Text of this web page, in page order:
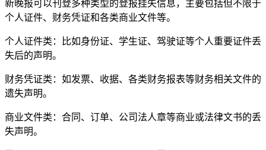
新晚报可以刊登多种类型的登报挂失信息，主要包括但不限于
个人证件、财务凭证和各类商业文件等。
个人证件类：比如身份证、学生证、驾驶证等个人重要证件丢
失后的声明。
财务凭证类：如发票、收据、各类财务报表等财务相关文件的
遗失声明。
商业文件类：合同、订单、公司法人章等商业或法律文书的丢
失声明。